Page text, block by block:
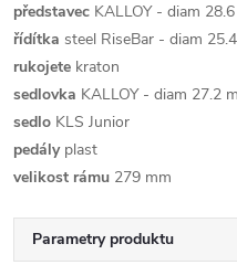
představec KALLOY - diam
řídítka steel RiseBar - diam
rukojete kraton
sedlovka KALLOY - diam 27.2
sedlo KLS Junior
pedályplast
velikost rámu 279 mm
Parametry produktu